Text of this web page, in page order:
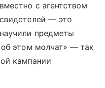
с агентством
— это
предметы
этом молчат» — так
кампании